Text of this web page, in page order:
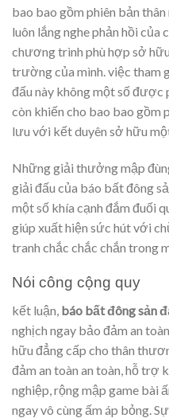
bao bao gồm phiên bản
luôn lắng nghe phản hồi
chương trình phù hợp sở
trường của mình. việc tham
đấu này không một số
còn khiến cho bao bao gồm
lưu với kết duyên sở hữu
Những giải thưởng mập
giải đấu của báo bất đông
một số khía cạnh đắm đuối
giúp xuất hiện sức hút với
tranh chắc chắc chắn trong
Nói công cộng quy
kết luận, báo bất đông sản
nghịch ngay bảo đảm an
hữu đẳng cấp cho thân
đảm an toàn an toàn, hỗ trợ
nghiệp, rộng mập game bài
ngay vô cùng ấm áp bỏng.